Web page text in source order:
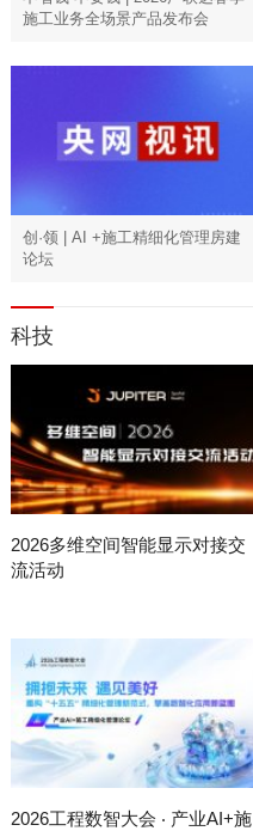
施工业务全场景产品发布会
创·领 | AI +施工精细化管理房建
论坛
科技
2026多维空间智能显示对接交
流活动
2026工程数智大会 ‧ 产业AI+施